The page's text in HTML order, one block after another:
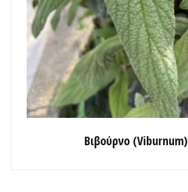
Βιβούρνο (Viburnum)